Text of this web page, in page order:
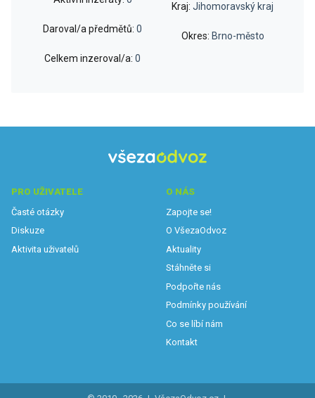
Daroval/a předmětů: 0
Celkem inzeroval/a: 0
Kraj: Jihomoravský kraj
Okres: Brno-město
PRO UŽIVATELE
Časté otázky
Diskuze
Aktivita uživatelů
O NÁS
Zapojte se!
O VšezaOdvoz
Aktuality
Stáhněte si
Podpořte nás
Podmínky používání
Co se líbí nám
Kontakt